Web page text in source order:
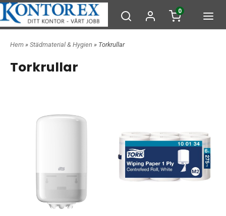
0
Hem » Städmaterial & Hygien » Torkrullar
Torkrullar